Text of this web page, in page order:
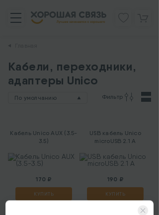
Кабели, переходники,
адаптеры Unico
По умолчанию Фильтр
Кабель Unico AUX (3.5-
3.5)
170 ₽
КУПИТЬ
USB кабель Unico
microUSB 2.1 A
190 ₽
КУПИТЬ